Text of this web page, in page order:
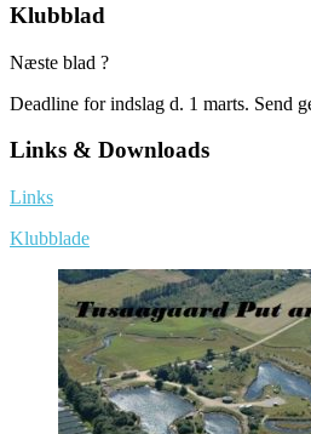
Klubblad
Næste blad ?
Deadline for indslag d. 1 marts. Send
Links & Downloads
Links
Klubblade